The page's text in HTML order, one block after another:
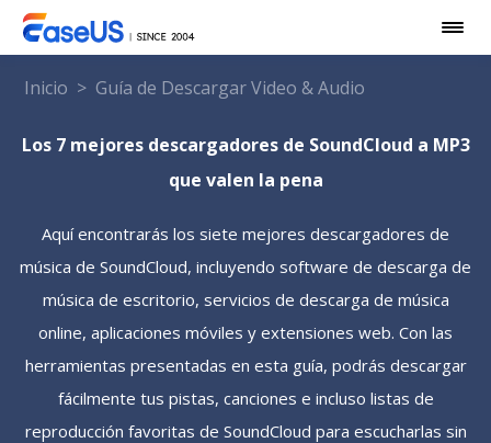
Inicio > Guía de Descargar Video & Audio
Los 7 mejores descargadores de SoundCloud a MP3
que valen la pena
Aquí encontrarás los siete mejores descargadores de
música de SoundCloud, incluyendo software de descarga de
música de escritorio, servicios de descarga de música
online, aplicaciones móviles y extensiones web. Con las
herramientas presentadas en esta guía, podrás descargar
fácilmente tus pistas, canciones e incluso listas de
reproducción favoritas de SoundCloud para escucharlas sin